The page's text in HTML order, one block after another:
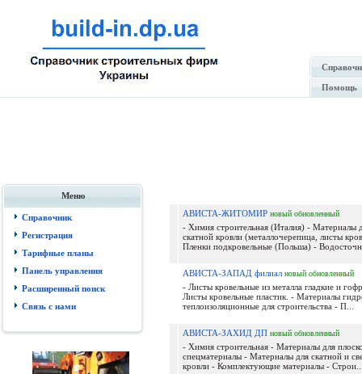
Помощь
Меню
Справочник
Регистрация
Тарифные планы
Панель управления
Расширенный поиск
Связь с нами
АВИСТА-ЖИТОМИР новый обновленный
- Химия строительная (Италия) - Материалы
скатной кровли (металлочерепица, листы
Пленки подкровельные (Польша) -
АВИСТА-ЗАПАД филиал новый обновленный
- Листы кровельные из металла гладкие и
Листы кровельные пластик. - Материалы
теплоизоляционные для строительства - П...
АВИСТА-ЗАХИД ДП новый обновленный
- Химия строительная - Материалы для
спецматериалы - Материалы для скатной и
кровли - Комплектующие материалы -